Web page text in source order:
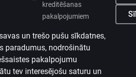
kreditēšanas
pakalpojumiem
un trešo pušu sīkdatnes,
paradumus, nodrošinātu
pakalpojumu
tev interesējošu saturu un